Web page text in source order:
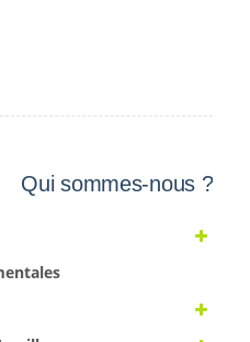
Qui sommes-nous ?